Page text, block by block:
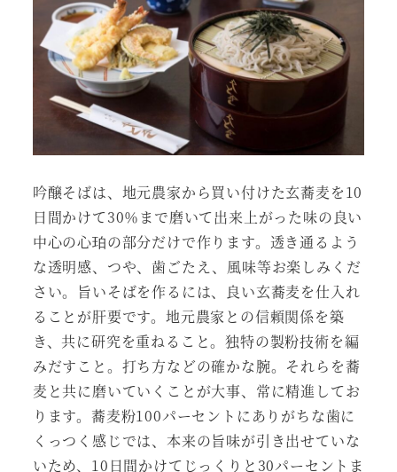
吟醸そばは、地元農家から買い付けた玄蕎麦を10
日間かけて30％まで磨いて出来上がった味の良い
中心の心珀の部分だけで作ります。透き通るよう
な透明感、つや、歯ごたえ、風味等お楽しみくだ
さい。旨いそばを作るには、良い玄蕎麦を仕入れ
ることが肝要です。地元農家との信頼関係を築
き、共に研究を重ねること。独特の製粉技術を編
みだすこと。打ち方などの確かな腕。それらを蕎
麦と共に磨いていくことが大事、常に精進してお
ります。蕎麦粉100パーセントにありがちな歯に
くっつく感じでは、本来の旨味が引き出せていな
いため、10日間かけてじっくりと30パーセントま